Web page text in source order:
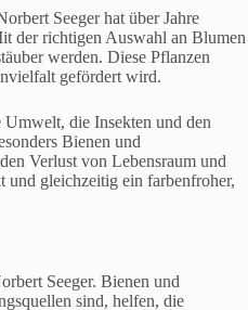
Seeger hat über Jahre
der richtigen Auswahl an Blumen
werden. Diese Pflanzen
gefördert wird.
die Insekten und den
Bienen und
Verlust von Lebensraum und
und gleichzeitig ein farbenfroher,
Seeger. Bienen und
sind, helfen, die